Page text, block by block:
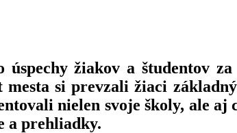
žiakov a študentov
mesta si prevzali žiaci
nielen svoje školy, ale aj
a prehliadky.